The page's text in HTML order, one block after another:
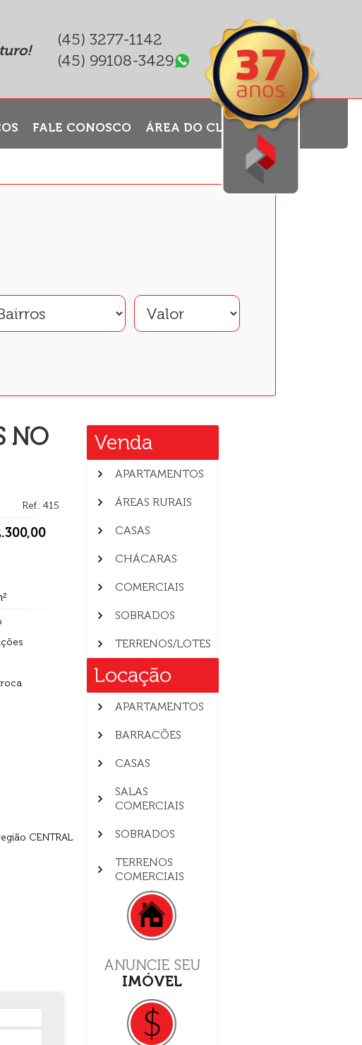
(45) 3277-1142
(45) 99108-3429
FALE CONOSCO ÁREA DO CLIENTE
Venda
APARTAMENTOS
ÁREAS RURAIS
CASAS
CHÁCARAS
COMERCIAIS
SOBRADOS
TERRENOS/LOTES
Locação
APARTAMENTOS
BARRACÕES
CASAS
SALAS
COMERCIAIS
SOBRADOS
TERRENOS
COMERCIAIS
ANUNCIE SEU
IMÓVEL
$
NO
Ref.: 415
CENTRAL